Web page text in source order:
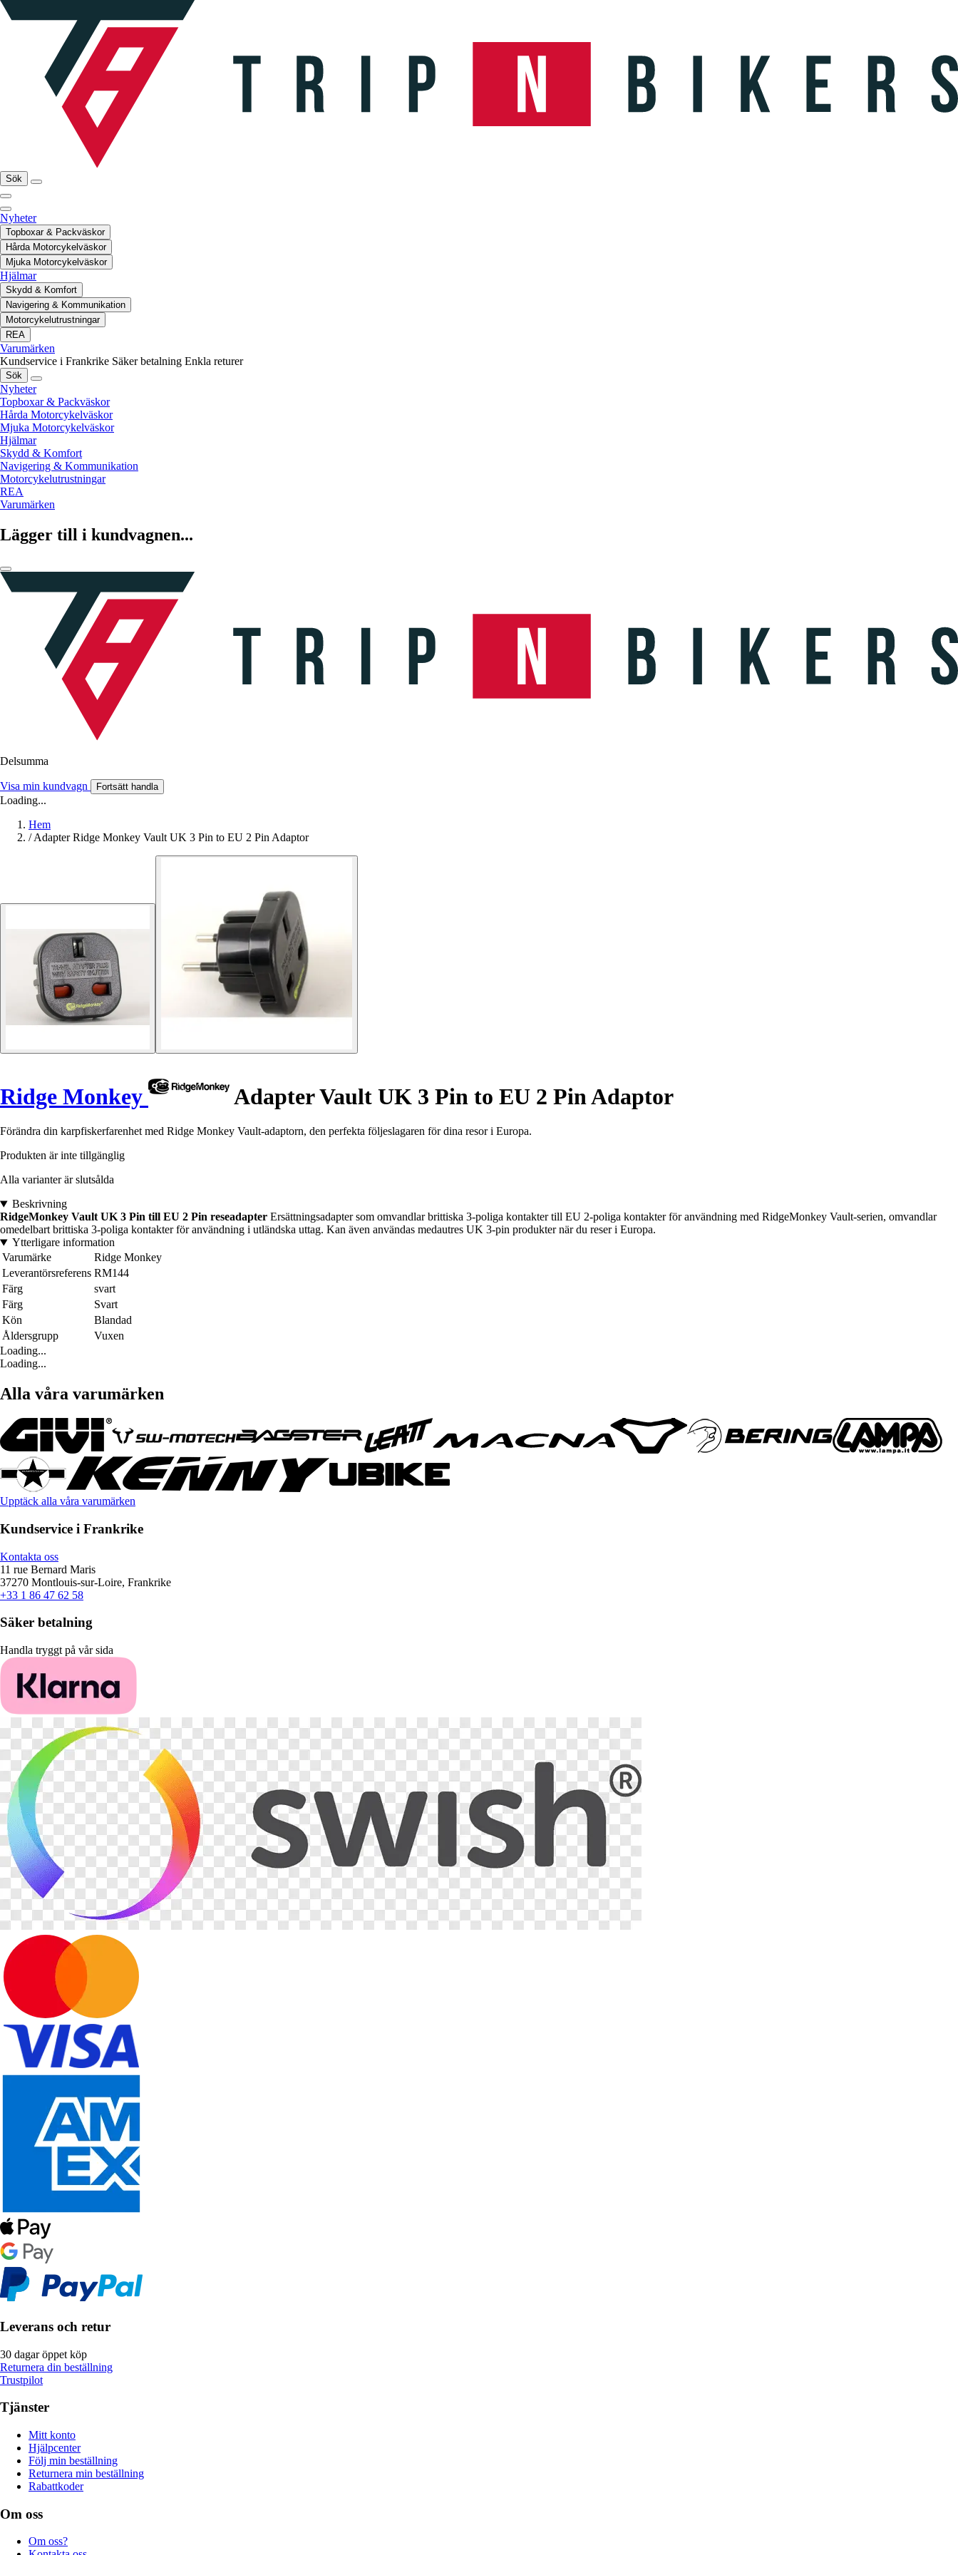
Sök
Nyheter
Topboxar & Packväskor
Hårda Motorcykelväskor
Mjuka Motorcykelväskor
Hjälmar
Skydd & Komfort
Navigering & Kommunikation
Motorcykelutrustningar
REA
Varumärken
Kundservice i Frankrike Säker betalning Enkla returer
Sök
Nyheter
Topboxar & Packväskor
Hårda Motorcykelväskor
Mjuka Motorcykelväskor
Hjälmar
Skydd & Komfort
Navigering & Kommunikation
Motorcykelutrustningar
REA
Varumärken
Lägger till i kundvagnen...
Delsumma
Visa min kundvagn Fortsätt handla
Loading...
Hem
/ Adapter Ridge Monkey Vault UK 3 Pin to EU 2 Pin Adaptor
Ridge Monkey Adapter Vault UK 3 Pin to EU 2 Pin Adaptor
Förändra din karpfiskerfarenhet med Ridge Monkey Vault-adaptorn, den perfekta följeslagaren för dina resor i Europa.
Produkten är inte tillgänglig
Alla varianter är slutsålda
Beskrivning
RidgeMonkey Vault UK 3 Pin till EU 2 Pin reseadapter Ersättningsadapter som omvandlar brittiska 3-poliga kontakter till EU 2-poliga kontakter för användning med RidgeMonkey Vault-serien, omvandlar
omedelbart brittiska 3-poliga kontakter för användning i utländska uttag. Kan även användas medautres UK 3-pin produkter när du reser i Europa.
Ytterligare information
Varumärke
Ridge Monkey
Leverantörsreferens RM144
Färg
svart
Färg
Svart
Kön
Blandad
Åldersgrupp
Vuxen
Loading...
Loading...
Alla våra varumärken
Upptäck alla våra varumärken
Kundservice i Frankrike
Kontakta oss
11 rue Bernard Maris
37270 Montlouis-sur-Loire, Frankrike
+33 1 86 47 62 58
Säker betalning
Handla tryggt på vår sida
Leverans och retur
30 dagar öppet köp
Returnera din beställning
Trustpilot
Tjänster
Mitt konto
Hjälpcenter
Följ min beställning
Returnera min beställning
Rabattkoder
Om oss
Om oss?